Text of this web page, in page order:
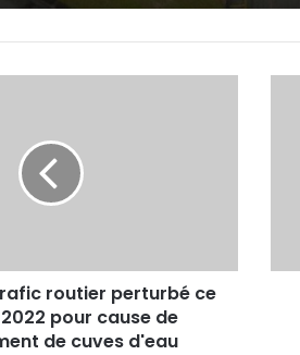
routier perturbé ce
pour cause de
de cuves d'eau
du